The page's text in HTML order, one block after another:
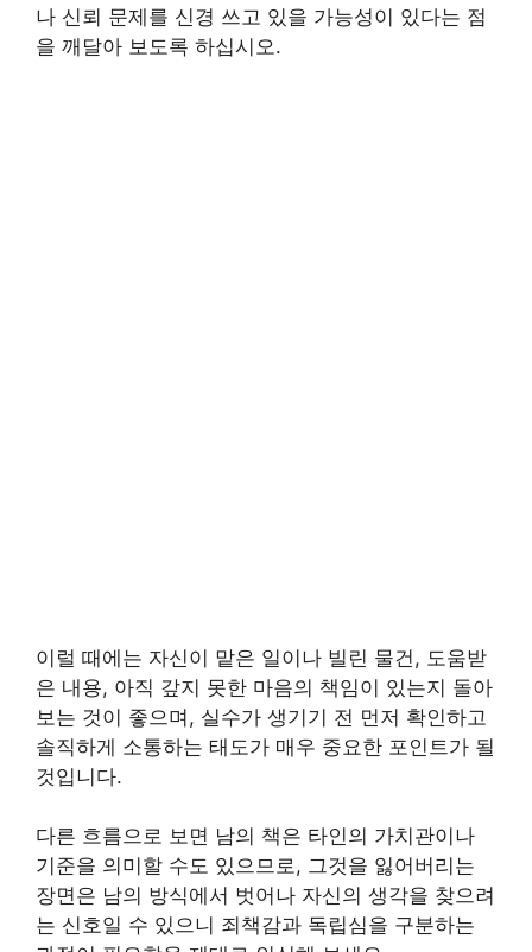
나 신뢰 문제를 신경 쓰고 있을 가능성이 있다는 점
을 깨달아 보도록 하십시오.
이럴 때에는 자신이 맡은 일이나 빌린 물건, 도움받
은 내용, 아직 갚지 못한 마음의 책임이 있는지 돌아
보는 것이 좋으며, 실수가 생기기 전 먼저 확인하고
솔직하게 소통하는 태도가 매우 중요한 포인트가 될
것입니다.
다른 흐름으로 보면 남의 책은 타인의 가치관이나
기준을 의미할 수도 있으므로, 그것을 잃어버리는
장면은 남의 방식에서 벗어나 자신의 생각을 찾으려
는 신호일 수 있으니 죄책감과 독립심을 구분하는